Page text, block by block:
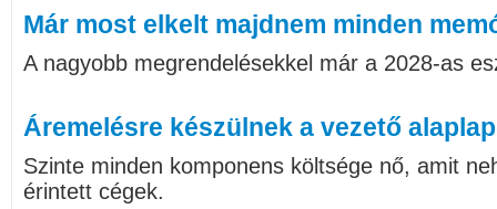
Már most elkelt majdnem minden
A nagyobb megrendelésekkel már a 2028-as
Áremelésre készülnek a vezető
Szinte minden komponens költsége nő, amit
érintett cégek.